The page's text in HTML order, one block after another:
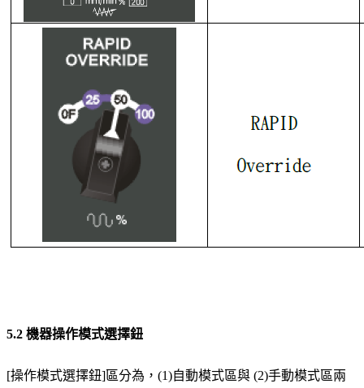
5.2 機器操作模式選擇鈕
[操作模式選擇鈕]區分為，(1)自動模式區與 (2)手動模式區兩